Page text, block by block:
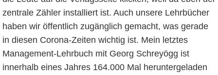
zentrale Zähler installiert ist. Auch unsere Lehrbücher
haben wir öffentlich zugänglich gemacht, was gerade
in diesen Corona-Zeiten wichtig ist. Mein letztes
Management-Lehrbuch mit Georg Schreyögg ist
innerhalb eines Jahres 164.000 Mal heruntergeladen